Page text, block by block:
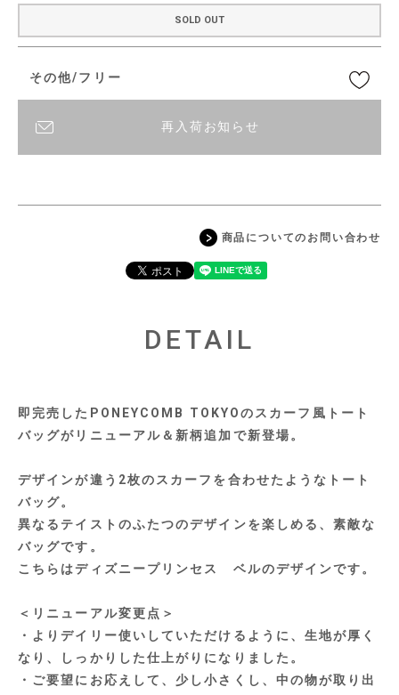
SOLD OUT
その他/フリー
再入荷お知らせ
商品についてのお問い合わせ
DETAIL
即完売したPONEYCOMB TOKYOのスカーフ風トート
バッグがリニューアル＆新柄追加で新登場。
デザインが違う2枚のスカーフを合わせたようなトート
バッグ。
異なるテイストのふたつのデザインを楽しめる、素敵な
バッグです。
こちらはディズニープリンセス ベルのデザインです。
＜リニューアル変更点＞
・よりデイリー使いしていただけるように、生地が厚く
なり、しっかりした仕上がりになりました。
・ご要望にお応えして、少し小さくし、中の物が取り出